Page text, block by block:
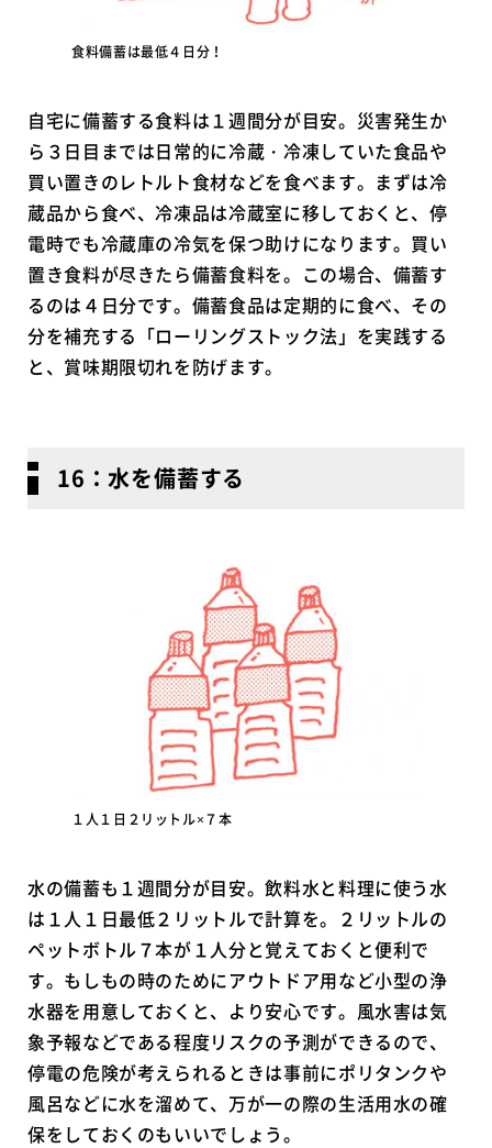
食料備蓄は最低４日分！
自宅に備蓄する食料は１週間分が目安。災害発生か
ら３日目までは日常的に冷蔵・冷凍していた食品や
買い置きのレトルト食材などを食べます。まずは冷
蔵品から食べ、冷凍品は冷蔵室に移しておくと、停
電時でも冷蔵庫の冷気を保つ助けになります。買い
置き食料が尽きたら備蓄食料を。この場合、備蓄す
るのは４日分です。備蓄食品は定期的に食べ、その
分を補充する「ローリングストック法」を実践する
と、賞味期限切れを防げます。
16：水を備蓄する
１人１日２リットル×７本
水の備蓄も１週間分が目安。飲料水と料理に使う水
は１人１日最低２リットルで計算を。２リットルの
ペットボトル７本が１人分と覚えておくと便利で
す。もしもの時のためにアウトドア用など小型の浄
水器を用意しておくと、より安心です。風水害は気
象予報などである程度リスクの予測ができるので、
停電の危険が考えられるときは事前にポリタンクや
風呂などに水を溜めて、万が一の際の生活用水の確
保をしておくのもいいでしょう。